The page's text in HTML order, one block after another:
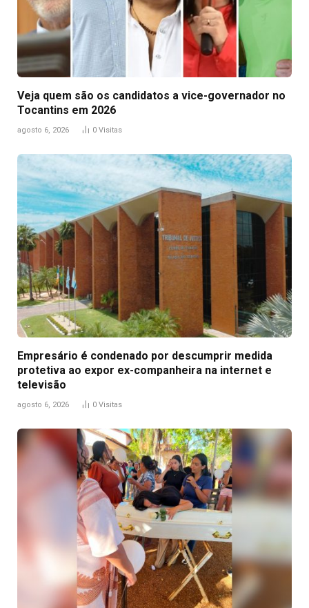
Veja quem são os candidatos a vice-governador no
Tocantins em 2026
agosto 6, 2026 0 Visitas
Empresário é condenado por descumprir medida
protetiva ao expor ex-companheira na internet e
televisão
agosto 6, 2026 0 Visitas